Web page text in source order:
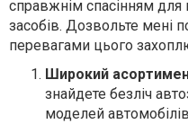
справжнім спасінням для
засобів. Дозвольте мені
перевагами цього
Широкий
знайдете безліч
моделей